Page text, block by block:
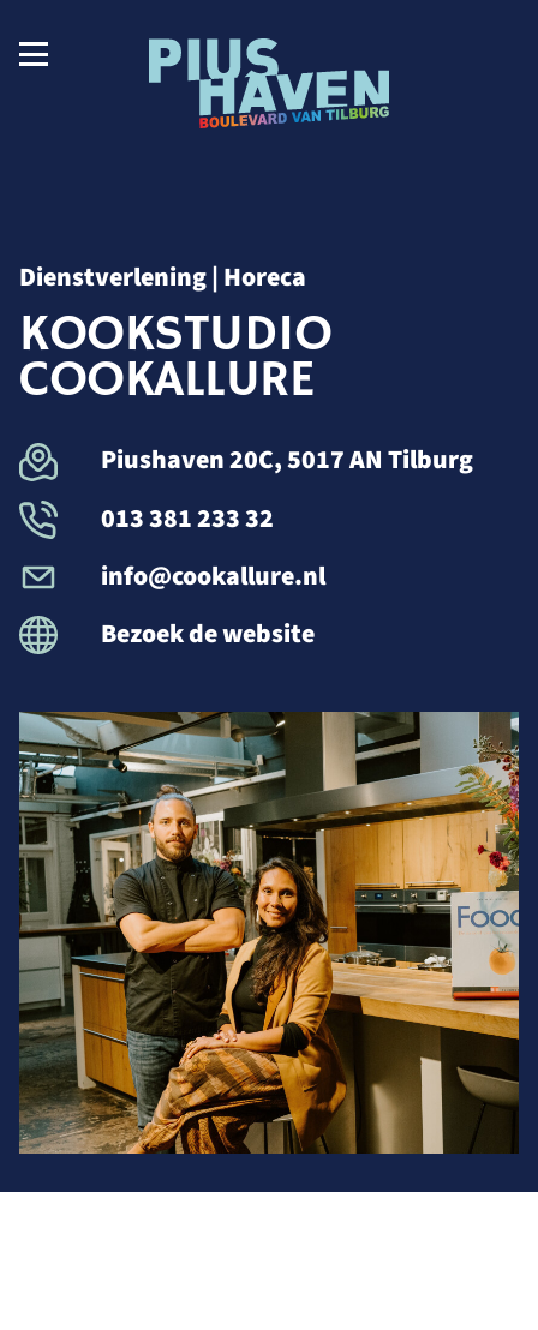
Dienstverlening | Horeca
KOOKSTUDIO
COOKALLURE
Piushaven 20C, 5017 AN Tilburg
013 381 233 32
info@cookallure.nl
Bezoek de website